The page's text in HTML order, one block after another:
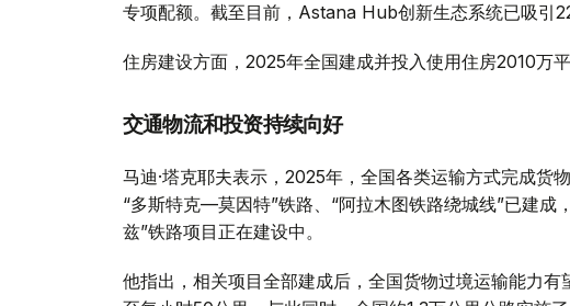
专项配额。截至目前，Astana Hub创新生态系统已吸引
住房建设方面，2025年全国建成并投入使用住房2010万
交通物流和投资持续向好
马迪·塔克耶夫表示，2025年，全国各类运输方式完成货
“多斯特克—莫因特”铁路、“阿拉木图铁路绕城线”已建
兹”铁路项目正在建设中。
他指出，相关项目全部建成后，全国货物过境运输能力